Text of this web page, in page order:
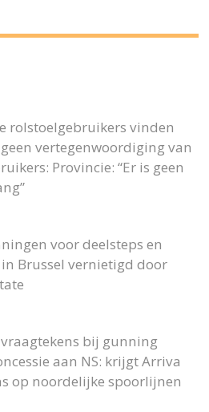
rolstoelgebruikers vinden
geen vertegenwoordiging van
Provincie: “Er is geen
voor deelsteps en
Brussel vernietigd door
vraagtekens bij gunning
aan NS: krijgt Arriva
op noordelijke spoorlijnen